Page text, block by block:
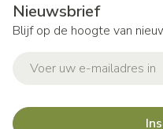
Nieuwsbrief
Blijf op de hoogte van